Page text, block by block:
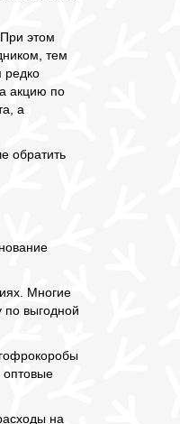
этом
тем
редко
акцию по
а
обратить
Многие
по выгодной
оптовые
на